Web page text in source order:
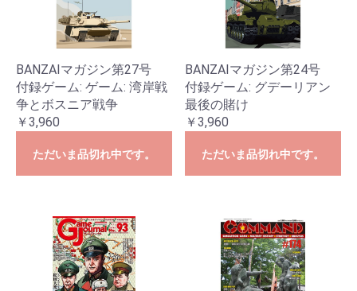
BANZAIマガジン第27号
付録ゲーム: ゲーム: 湾岸戦
争とボスニア戦争
￥3,960
ただいま品切れ中です。
BANZAIマガジン第24号
付録ゲーム: グデーリアン
最後の賭け
￥3,960
ただいま品切れ中です。